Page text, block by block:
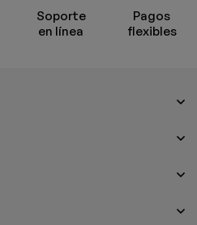
Soporte
en línea
Pagos
flexibles